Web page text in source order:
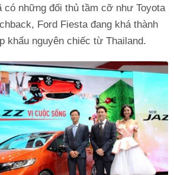
có những đối thủ tầm cỡ như Toyota
Ford Fiesta đang khá thành
khẩu nguyên chiếc từ Thailand.